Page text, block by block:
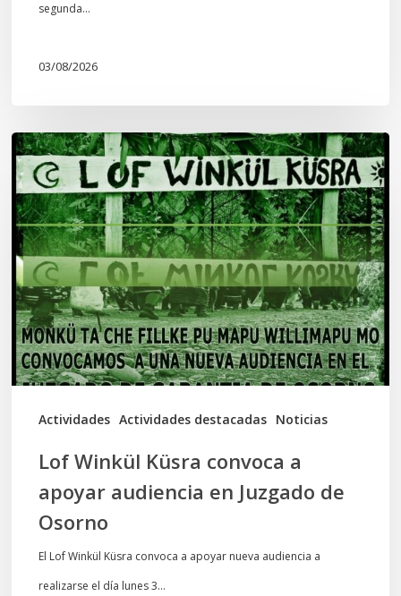
segunda…
03/08/2026
Actividades Actividades destacadas Noticias
Lof
Winkül
Küsra
convoca
a
apoyar
audiencia
en
Juzgado
Lof Winkül Küsra convoca a
apoyar audiencia en Juzgado de
Osorno
El Lof Winkül Küsra convoca a apoyar nueva audiencia a
realizarse el día lunes 3…